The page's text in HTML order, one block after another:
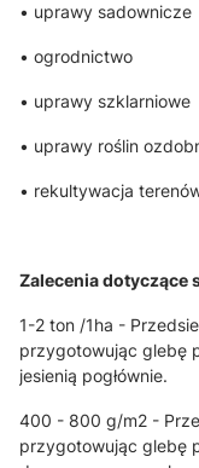
• uprawy sadownicze
• ogrodnictwo
• uprawy szklarniowe
• uprawy roślin
• rekultywacja
Zalecenia dotyczące
1-2 ton /1ha -
przygotowując glebę
jesienią pogłównie.
400 - 800 g/m2 -
przygotowując glebę